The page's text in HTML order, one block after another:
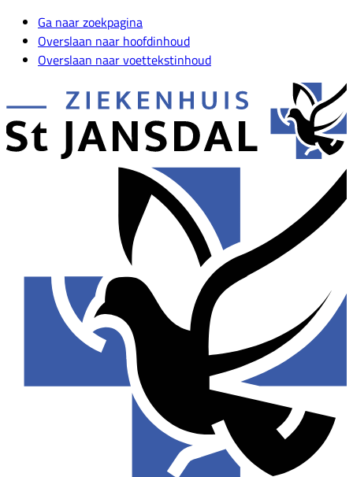
Ga naar zoekpagina
Overslaan naar hoofdinhoud
Overslaan naar voettekstinhoud